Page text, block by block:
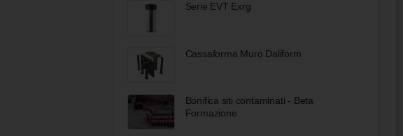
Serie EVT Exrg
Cassaforma Muro Daliform
Bonifica siti contaminati - Beta
Formazione